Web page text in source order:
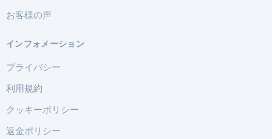
お客様の声
インフォメーション
プライバシー
利用規約
クッキーポリシー
返金ポリシー